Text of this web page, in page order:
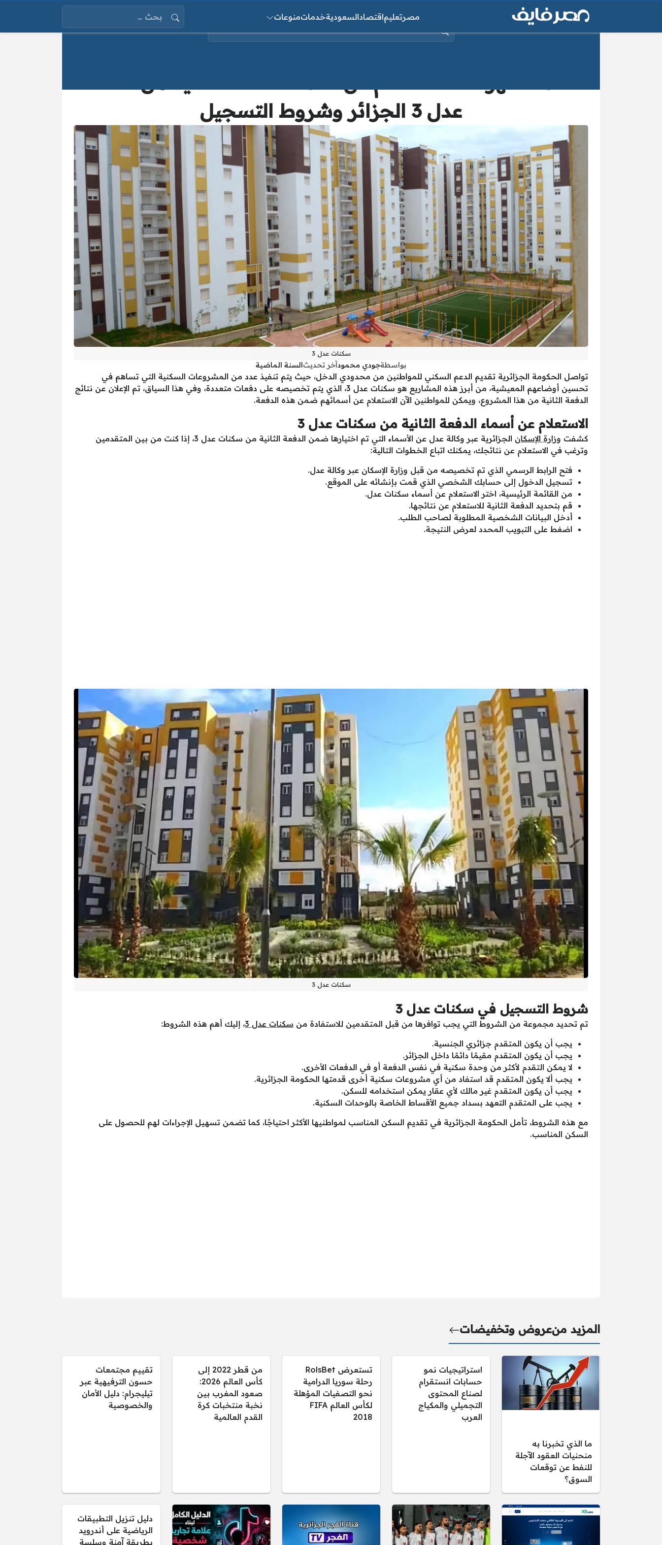
مصرتعليماقتصادالسعوديةخدماتمنوعات
البحث عن:
عدل 3 الجزائر وشروط التسجيل
سكنات عدل 3
بواسطةجودي محمودآخر تحديثالسنة الماضية
تواصل الحكومة الجزائرية تقديم الدعم السكني للمواطنين من محدودي الدخل، حيث يتم تنفيذ عدد من المشروعات السكنية التي تساهم في
تحسين أوضاعهم المعيشية، من أبرز هذه المشاريع هو سكنات عدل 3، الذي يتم تخصيصه على دفعات متعددة، وفي هذا السياق، تم الإعلان عن نتائج
الدفعة الثانية من هذا المشروع، ويمكن للمواطنين الآن الاستعلام عن أسمائهم ضمن هذه الدفعة.
الاستعلام عن أسماء الدفعة الثانية من سكنات عدل 3
كشفت وزارة الإسكان
الجزائرية عبر وكالة عدل عن الأسماء التي تم اختيارها ضمن الدفعة الثانية من سكنات عدل 3، إذا كنت من بين المتقدمين
وترغب في الاستعلام عن نتائجك، يمكنك اتباع الخطوات التالية:
فتح الرابط الرسمي الذي تم تخصيصه من قبل وزارة الإسكان عبر وكالة عدل.
تسجيل الدخول إلى حسابك الشخصي الذي قمت بإنشائه على الموقع.
من القائمة الرئيسية، اختر الاستعلام عن أسماء سكنات عدل.
قم بتحديد الدفعة الثانية للاستعلام عن نتائجها.
أدخل البيانات الشخصية المطلوبة لصاحب الطلب.
اضغط على التبويب المحدد لعرض النتيجة.
سكنات عدل 3
شروط التسجيل في سكنات عدل 3
تم تحديد مجموعة من الشروط التي يجب توافرها من قبل المتقدمين للاستفادة من سكنات عدل 3
، إليك أهم هذه الشروط:
يجب أن يكون المتقدم جزائري الجنسية.
يجب أن يكون المتقدم مقيمًا دائمًا داخل الجزائر.
لا يمكن التقدم لأكثر من وحدة سكنية في نفس الدفعة أو في الدفعات الأخرى.
يجب ألا يكون المتقدم قد استفاد من أي مشروعات سكنية أخرى قدمتها الحكومة الجزائرية.
يجب أن يكون المتقدم غير مالك لأي عقار يمكن استخدامه للسكن.
يجب على المتقدم التعهد بسداد جميع الأقساط الخاصة بالوحدات السكنية.
مع هذه الشروط، تأمل الحكومة الجزائرية في تقديم السكن المناسب لمواطنيها الأكثر احتياجًا، كما تضمن تسهيل الإجراءات لهم للحصول على
السكن المناسب.
المزيد منعروض وتخفيضات
ما الذي تخبرنا به
منحنيات العقود الآجلة
للنفط عن توقعات
السوق؟
استراتيجيات نمو
حسابات انستقرام
لصناع المحتوى
التجميلي والمكياج
العرب
تستعرض RolsBet
رحلة سوريا الدرامية
نحو التصفيات المؤهلة
لكأس العالم FIFA
2018
من قطر 2022 إلى
كأس العالم 2026:
صعود المغرب بين
نخبة منتخبات كرة
القدم العالمية
تقييم مجتمعات
حسون الترفيهية عبر
تيليجرام: دليل الأمان
والخصوصية
دليل تنزيل التطبيقات
الرياضية على أندرويد
بطريقة آمنة وسلسة